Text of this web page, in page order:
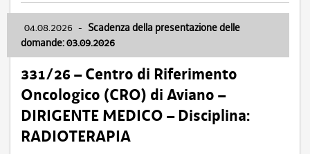
04.08.2026 - Scadenza della presentazione delle
domande: 03.09.2026
331/26 – Centro di Riferimento
Oncologico (CRO) di Aviano –
DIRIGENTE MEDICO – Disciplina:
RADIOTERAPIA